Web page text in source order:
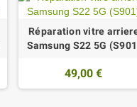
Réparation vitre
Samsung S22 5G
49,00 €